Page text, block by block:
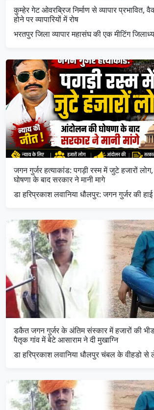
कुम्हेर गेट ओवरब्रिज निर्माण से व्यापार प्रभावित,
होने पर व्यापारियों में रोष
भरतपुर जिला व्यापार महासंघ की एक मीटिंग
जगन गुर्जर हत्याकांड: पगड़ी रस्म में जुटे हजारों
घोषणा के बाद सरकार ने मानी मागे
डा हरिप्रकाश लवानिया धौलपुर: जगन गुर्जर की
डकैत जगन गुर्जर के अंतिम संस्कार में हजारों की
पैतृक गांव में बेटे आसाराम ने दी मुखाग्नि
डा हरिप्रकाश लवानिया धौलपुर चंबल के वीहडो